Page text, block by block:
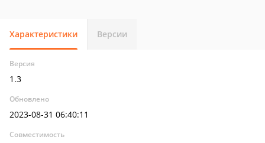
Характеристики Версии
Версия
1.3
Обновлено
2023-08-31 06:40:11
Совместимость